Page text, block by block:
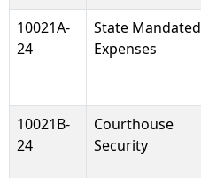
10021A-
24
State Mandated
Expenses
10021B-
24
Courthouse
Security